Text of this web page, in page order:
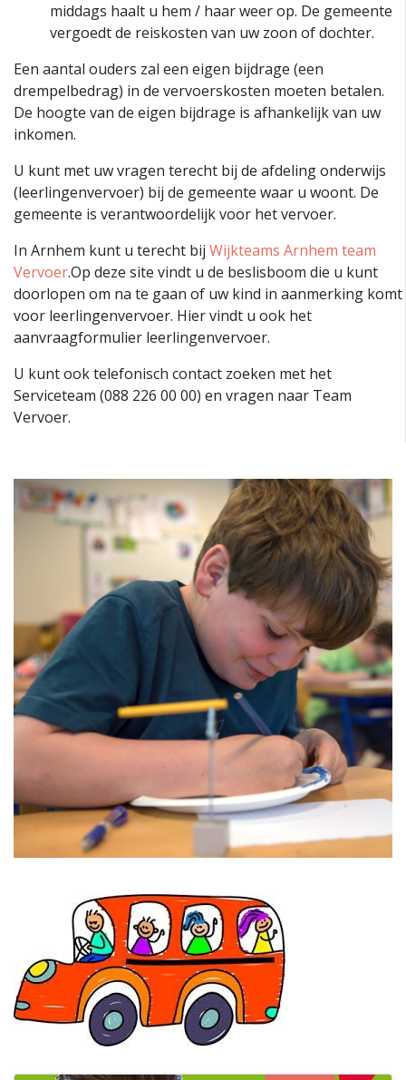
middags haalt u hem / haar weer op. De gemeente
vergoedt de reiskosten van uw zoon of dochter.
Een aantal ouders zal een eigen bijdrage (een
drempelbedrag) in de vervoerskosten moeten betalen.
De hoogte van de eigen bijdrage is afhankelijk van uw
inkomen.
U kunt met uw vragen terecht bij de afdeling onderwijs
(leerlingenvervoer) bij de gemeente waar u woont. De
gemeente is verantwoordelijk voor het vervoer.
In Arnhem kunt u terecht bij Wijkteams Arnhem team
Vervoer.Op deze site vindt u de beslisboom die u kunt
doorlopen om na te gaan of uw kind in aanmerking komt
voor leerlingenvervoer. Hier vindt u ook het
aanvraagformulier leerlingenvervoer.
U kunt ook telefonisch contact zoeken met het
Serviceteam (088 226 00 00) en vragen naar Team
Vervoer.